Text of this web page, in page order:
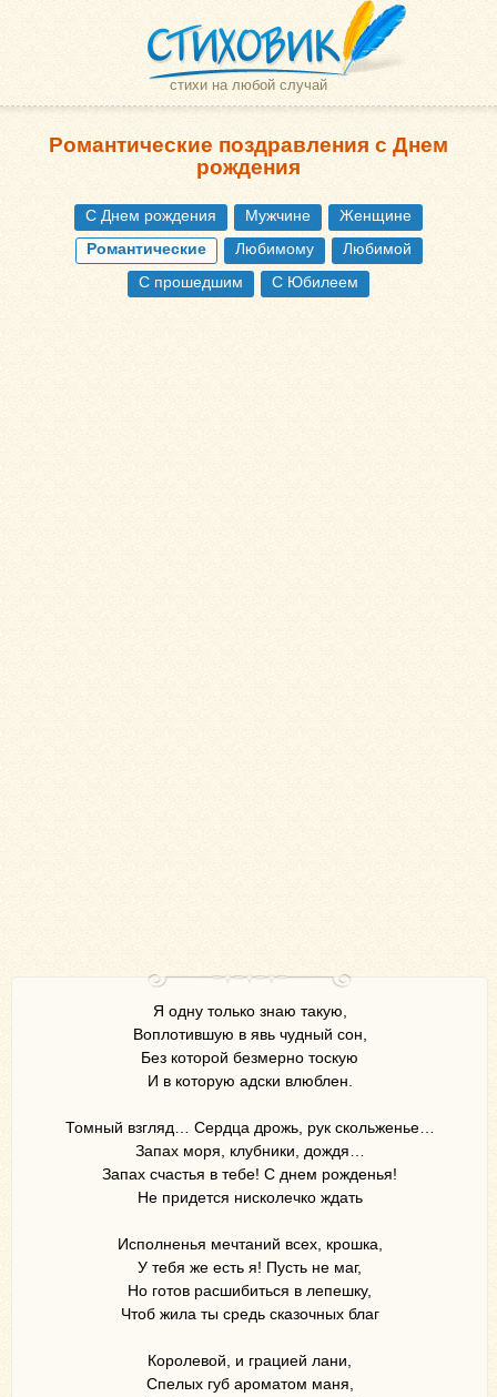
стихи на любой случай
Романтические поздравления с Днем
рождения
С Днем рождения Мужчине
Женщине
Романтические
Любимому
Любимой
С прошедшим
С Юбилеем
Я одну только знаю такую,
Воплотившую в явь чудный сон,
Без которой безмерно тоскую
И в которую адски влюблен.
Томный взгляд… Сердца дрожь, рук скольженье…
Запах моря, клубники, дождя…
Запах счастья в тебе! С днем рожденья!
Не придется нисколечко ждать
Исполненья мечтаний всех, крошка,
У тебя же есть я! Пусть не маг,
Но готов расшибиться в лепешку,
Чтоб жила ты средь сказочных благ
Королевой, и грацией лани,
Спелых губ ароматом маня,